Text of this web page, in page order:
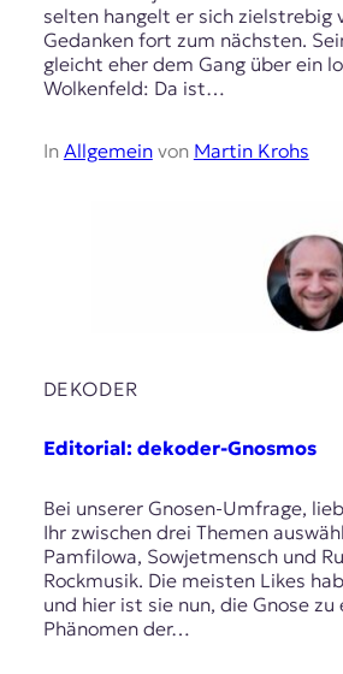
selten hangelt er sich zielstrebig
Gedanken fort zum nächsten.
gleicht eher dem Gang über ein
Wolkenfeld: Da ist…
In Allgemeinvon Martin Krohs
DEKODER
Editorial: dekoder-Gnosmos
Bei unserer Gnosen-Umfrage,
Ihr zwischen drei Themen
Pamfilowa, Sowjetmensch und
Rockmusik. Die meisten Likes
und hier ist sie nun, die Gnose
Phänomen der…